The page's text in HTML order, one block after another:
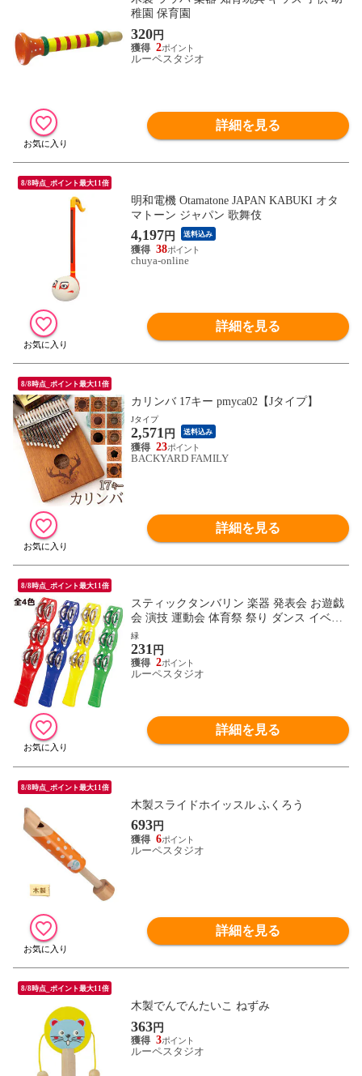
稚園 保育園
320円
2
ルーペスタジオ
詳細を見る
8/8時点_ポイント最大11倍
明和電機 Otamatone JAPAN KABUKI オタ
マトーン ジャパン 歌舞伎
4,197 円 送料込み
38
chuya-online
詳細を見る
8/8時点_ポイント最大11倍
カリンバ 17キー pmyca02【Jタイプ】
Jタイプ
2,571 円 送料込み
23
BACKYARD FAMILY
詳細を見る
8/8時点_ポイント最大11倍
スティックタンバリン 楽器 発表会 お遊戯
会 演技 運動会 体育祭 祭り ダンス イベン
ト 子供 学校用品
緑
231 円
2
ルーペスタジオ
詳細を見る
8/8時点_ポイント最大11倍
木製スライドホイッスル ふくろう
693円
6
ルーペスタジオ
詳細を見る
8/8時点_ポイント最大11倍
木製でんでんたいこ ねずみ
363円
3
ルーペスタジオ